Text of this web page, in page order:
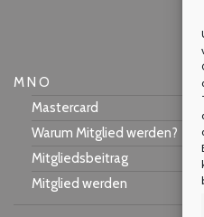
M N O
Mastercard
Warum Mitglied werden?
Mitgliedsbeitrag
Mitglied werden